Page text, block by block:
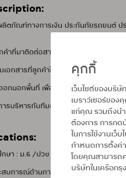
คุกกี้
เว็บไซต์ของบริ
เบราว์เซอร์ขอ
แก่คุณ รวมถึงนำ
ต้องการ การกด
ในการใช้งานเ
กำหนดการตั้งค่
โดยคุณสามารถ
บริษัทในเครือก
ลิตภัณฑ์ทางการเงิน ประกันภัยรถยนต์ ป
าที่มาติดต่อสาขา รวมทั้งตรวจสอบเอกส
อกสารที่ลูกค้าใช้ประกอบการสมัครบัตร ฯ
อกนอกพื้นที่ เพื่อจัดกิจกรรมสนับสนุนกา
รบริหารกับทีมขาย ภายในสาขา เพื่อให้
ษา : ม.6 /ปวช - ปริญญาตรี
สบการณ์ด้านการขาย หรือมีความรู้ด้านสิ